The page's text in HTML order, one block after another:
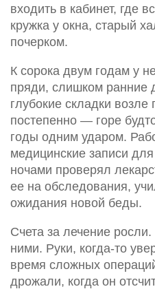
входить в кабинет, где
кружка у окна, старый
почерком.
К сорока двум годам у
пряди, слишком ранние
глубокие складки
постепенно — горе
годы одним ударом.
медицинские записи для
ночами проверял
ее на обследования,
ожидания новой беды.
Счета за лечение
ними. Руки, когда-то
время сложных
дрожали, когда он